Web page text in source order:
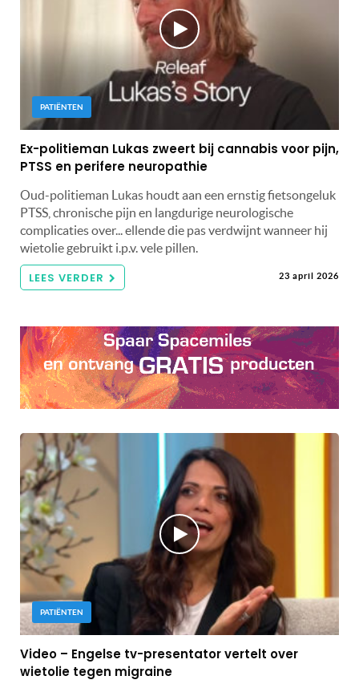
PATIËNTEN
Ex-politieman Lukas zweert bij cannabis voor pijn,
PTSS en perifere neuropathie
Oud-politieman Lukas houdt aan een ernstig fietsongeluk
PTSS, chronische pijn en langdurige neurologische
complicaties over... ellende die pas verdwijnt wanneer hij
wietolie gebruikt i.p.v. vele pillen.
LEES VERDER 23 april 2026
PATIËNTEN
Video – Engelse tv-presentator vertelt over
wietolie tegen migraine